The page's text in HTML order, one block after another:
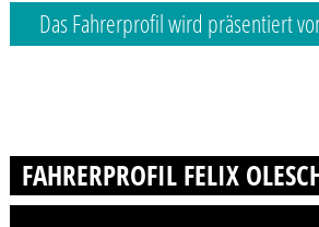
Das Fahrerprofil wird präsentiert
FAHRERPROFIL FELIX